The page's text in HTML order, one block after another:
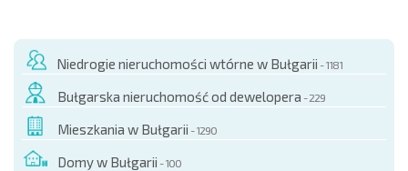
Niedrogie nieruchomości wtórne w Bułgarii - 1181
Bułgarska nieruchomość od dewelopera - 229
Mieszkania w Bułgarii - 1290
Domy w Bułgarii - 100